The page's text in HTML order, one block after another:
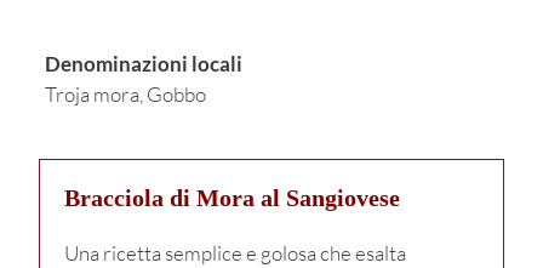
Denominazioni locali
Troja mora, Gobbo
Bracciola di Mora al Sangiovese
Una ricetta semplice e golosa che esalta